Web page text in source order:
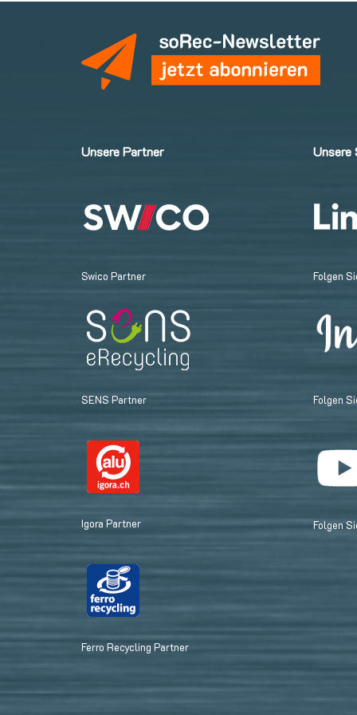
Unsere Partner
Swico Partner
SENS Partner
Igora Partner
Ferro Recycling Partner
Unsere
Folgen
Folgen
Folgen